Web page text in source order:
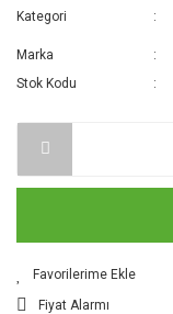
Kategori
Marka
Stok Kodu
Fiyat Alarmı